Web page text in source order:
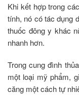
Khi kết hợp trong
tính, nó có tác dụng
thuốc đông y khác
nhanh hơn.
Trong cung đình
một loại mỹ phẩm,
căng một cách tự